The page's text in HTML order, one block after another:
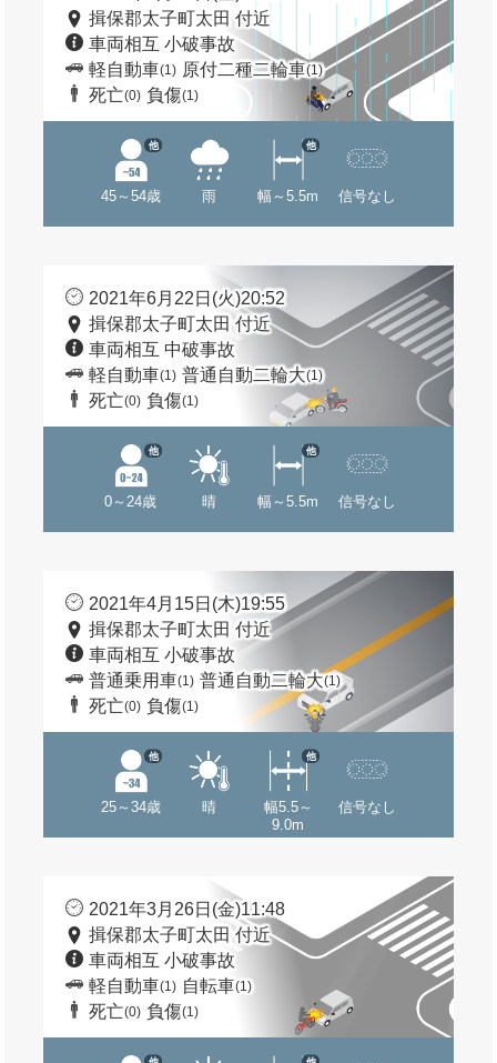
揖保郡太子町太田 付近
車両相互 小破事故
軽自動車(1) 原付二種二輪車(1)
死亡(0) 負傷(1)
45～54歳
他
雨 幅～5.5m
他
信号なし
2021年6月22日(火)20:52
揖保郡太子町太田 付近
車両相互 中破事故
軽自動車(1) 普通自動二輪大(1)
死亡(0) 負傷(1)
0～24歳
他
晴 幅～5.5m
他
信号なし
2021年4月15日(木)19:55
揖保郡太子町太田 付近
車両相互 小破事故
普通乗用車(1) 普通自動二輪大(1)
死亡(0) 負傷(1)
25～34歳
他
晴
幅5.5～
9.0m
他
信号なし
2021年3月26日(金)11:48
揖保郡太子町太田 付近
車両相互 小破事故
軽自動車(1) 自転車(1)
死亡(0) 負傷(1)